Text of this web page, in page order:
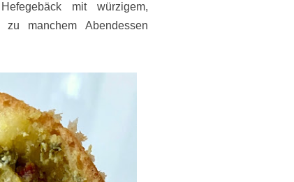
mit würzigem,
manchem Abendessen